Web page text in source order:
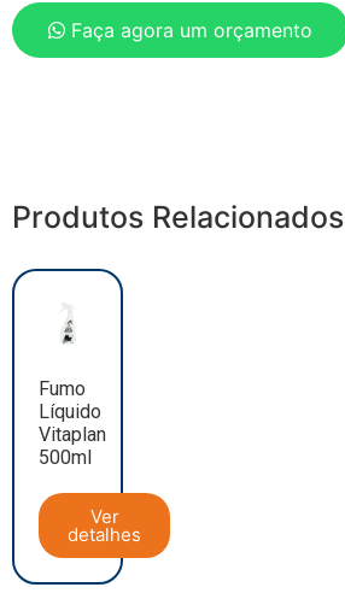
Faça agora um orçamento
Produtos Relacionados
Fumo
Líquido
Vitaplan
500ml
Ver
detalhes